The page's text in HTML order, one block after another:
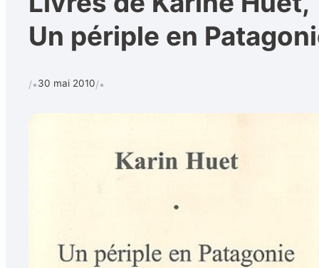
Formulaire de contact
Un périple en
/•30 mai 2010/•